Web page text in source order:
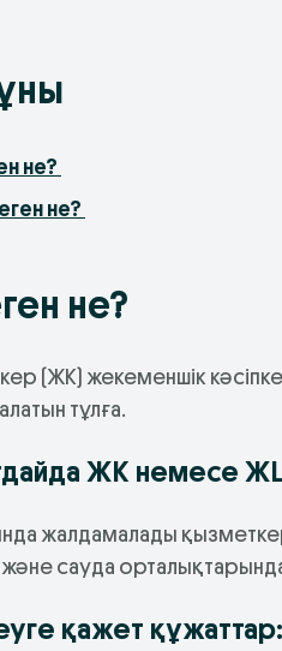
не?
не?
не?
(ЖК) жекеменшік
тұлға.
ЖК немесе
жалдамалады
сауда
қажет құжаттар: